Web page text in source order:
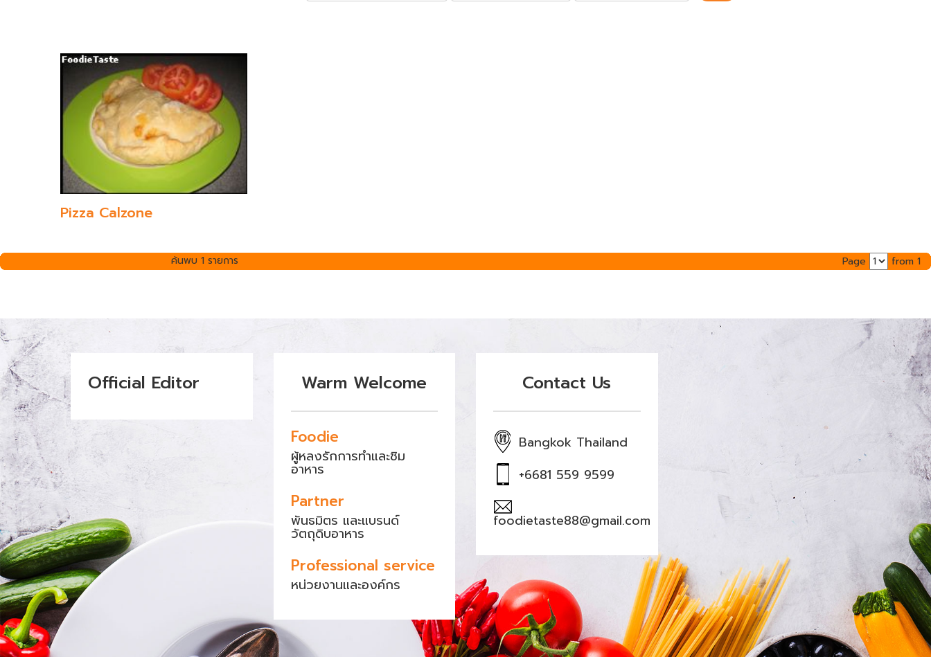
Pizza Calzone
ค้นพบ 1 รายการ Page from 1
Official Editor Warm Welcome
Foodie
ผู้หลงรักการทำและชิม
อาหาร
Partner
พันธมิตร และแบรนด์
วัตถุดิบอาหาร
Professional service
หน่วยงานและองค์กร
Contact Us
Bangkok Thailand
+6681 559 9599
foodietaste88@gmail.com